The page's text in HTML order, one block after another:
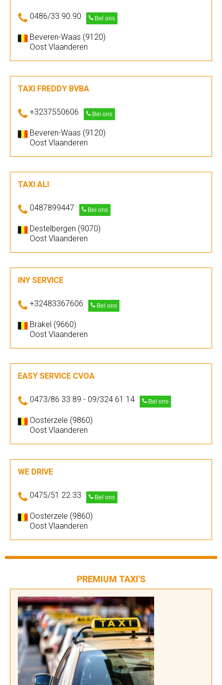
0486/33.90.90 Bel ons
Beveren-Waas (9120)
Oost Vlaanderen
TAXI FREDDY BVBA
+3237550606 Bel ons
Beveren-Waas (9120)
Oost Vlaanderen
TAXI ALI
0487899447 Bel ons
Destelbergen (9070)
Oost Vlaanderen
INY SERVICE
+32483367606 Bel ons
Brakel (9660)
Oost Vlaanderen
EASY SERVICE CVOA
0473/86 33 89 - 09/324 61 14 Bel ons
Oosterzele (9860)
Oost Vlaanderen
WE DRIVE
0475/51 22 33 Bel ons
Oosterzele (9860)
Oost Vlaanderen
PREMIUM TAXI'S